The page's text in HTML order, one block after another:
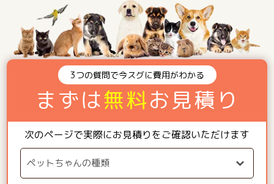
3つの質問で今スグに費用がわかる
まずは無料お見積り
次のページで実際にお見積りをご確認いただけます